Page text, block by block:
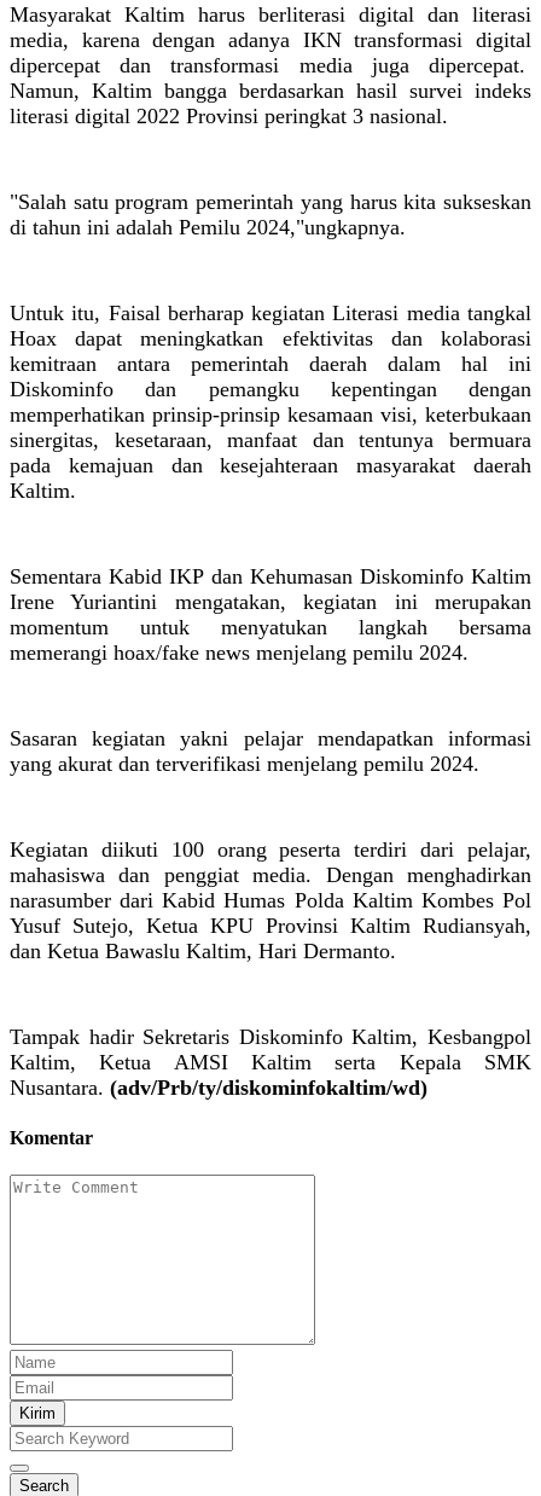
Masyarakat Kaltim harus berliterasi digital dan literasi
media, karena dengan adanya IKN transformasi digital
dipercepat dan transformasi media juga dipercepat.
Namun, Kaltim bangga berdasarkan hasil survei indeks
literasi digital 2022 Provinsi peringkat 3 nasional.
"Salah satu program pemerintah yang harus kita sukseskan
di tahun ini adalah Pemilu 2024,"ungkapnya.
Untuk itu, Faisal berharap kegiatan Literasi media tangkal
Hoax dapat meningkatkan efektivitas dan kolaborasi
kemitraan antara pemerintah daerah dalam hal ini
Diskominfo dan pemangku kepentingan dengan
memperhatikan prinsip-prinsip kesamaan visi, keterbukaan
sinergitas, kesetaraan, manfaat dan tentunya bermuara
pada kemajuan dan kesejahteraan masyarakat daerah
Kaltim.
Sementara Kabid IKP dan Kehumasan Diskominfo Kaltim
Irene Yuriantini mengatakan, kegiatan ini merupakan
momentum untuk menyatukan langkah bersama
memerangi hoax/fake news menjelang pemilu 2024.
Sasaran kegiatan yakni pelajar mendapatkan informasi
yang akurat dan terverifikasi menjelang pemilu 2024.
Kegiatan diikuti 100 orang peserta terdiri dari pelajar,
mahasiswa dan penggiat media. Dengan menghadirkan
narasumber dari Kabid Humas Polda Kaltim Kombes Pol
Yusuf Sutejo, Ketua KPU Provinsi Kaltim Rudiansyah,
dan Ketua Bawaslu Kaltim, Hari Dermanto.
Tampak hadir Sekretaris Diskominfo Kaltim, Kesbangpol
Kaltim, Ketua AMSI Kaltim serta Kepala SMK
Nusantara. (adv/Prb/ty/diskominfokaltim/wd)
Komentar
Kirim
Search